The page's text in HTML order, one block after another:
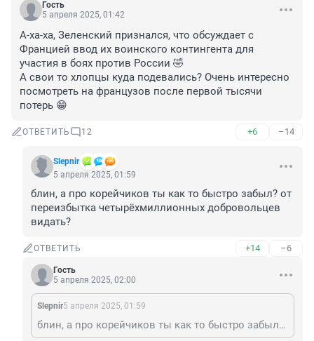
Гость
5 апреля 2025, 01:42
А-ха-ха, Зеленский признался, что обсуждает с
Францией ввод их воинского контингента для
участия в боях против России 🤣
А свои то хлопцы куда подевались? Очень интересно
посмотреть на французов после первой тысячи
потерь 😁
ОТВЕТИТЬ 12 +6 –14
Slepnir
5 апреля 2025, 01:59
блин, а про корейчиков ты как то быстро забыл? от
переизбытка четырёхмиллионных добровольцев
видать?
ОТВЕТИТЬ +14 –6
Гость
5 апреля 2025, 02:00
Slepnir5 апреля 2025, 01:59
блин, а про корейчиков ты как то быстро забыл? от переизбытка четырёхмиллионных добровольцев видать?